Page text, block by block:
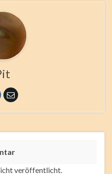
veröffentlicht.